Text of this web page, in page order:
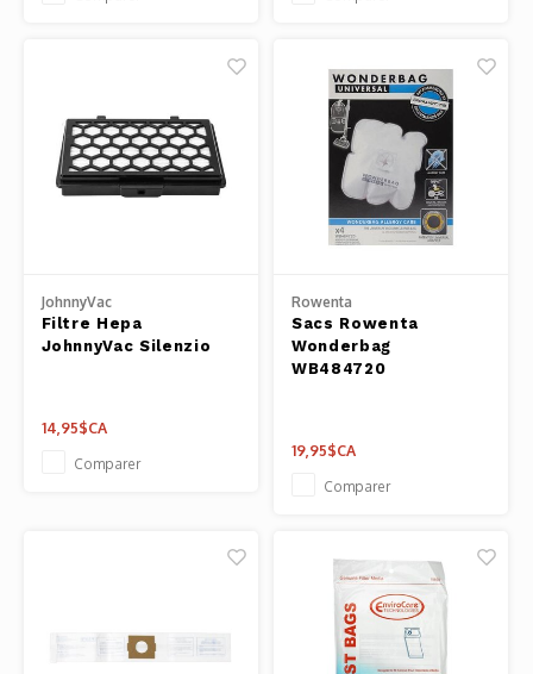
JohnnyVac
Filtre Hepa
JohnnyVac Silenzio
14,95$CA
Comparer
Rowenta
Sacs Rowenta
Wonderbag
WB484720
19,95$CA
Comparer